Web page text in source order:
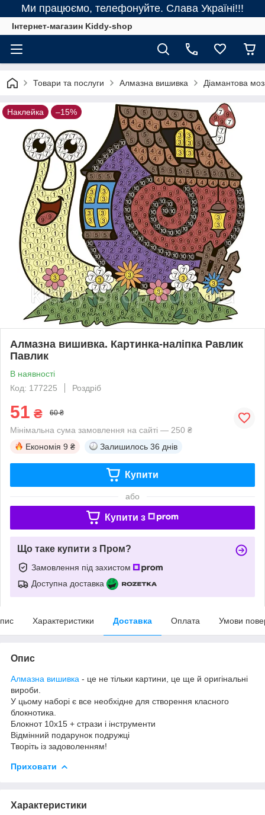
Ми працюємо, телефонуйте. Слава Україні!!!
Інтернет-магазин Kiddy-shop
Товари та послуги Алмазна вишивка Діамантова
Наклейка –15%
Алмазна вишивка. Картинка-наліпка Равлик
Павлик
В наявності
Код: 177225
Роздріб
51 ₴ 60 ₴
Мінімальна сума замовлення на сайті — 250 ₴
Економія 9 ₴ Залишилось 36 днів
Купити
або
Купити з
Що таке купити з Пром?
Замовлення під захистом
Доступна доставка
Характеристики Доставка Оплата Умови
Опис
Алмазна вишивка - це не тільки картини, це ще й оригінальні
вироби.
У цьому наборі є все необхідне для створення класного
блокнотика.
Блокнот 10х15 + стрази і інструменти
Відмінний подарунок подружці
Творіть із задоволенням!
Приховати
Характеристики